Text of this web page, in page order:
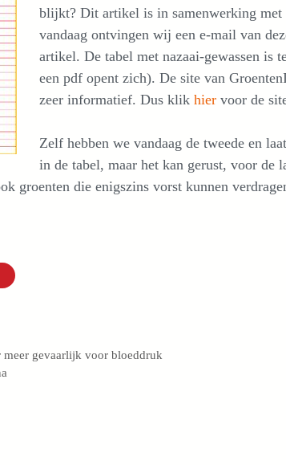
blijkt? Dit artikel is in samenwerking met
vandaag ontvingen wij een e-mail van
artikel. De tabel met nazaai-gewassen is
een pdf opent zich). De site van
zeer informatief. Dus klik hier voor de
Zelf hebben we vandaag de tweede en
in de tabel, maar het kan gerust, voor de
groenten die enigszins vorst kunnen
gevaarlijk voor bloeddruk